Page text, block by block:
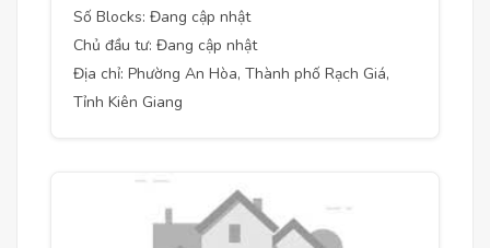
Số Blocks: Đang cập nhật
Chủ đầu tư: Đang cập nhật
Địa chỉ: Phường An Hòa, Thành phố Rạch Giá,
Tỉnh Kiên Giang